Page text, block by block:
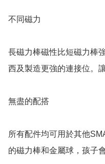
不同磁力
長磁力棒磁性比短磁力棒
西及製造更強的連接位。
無盡的配搭
所有配件均可用於其他